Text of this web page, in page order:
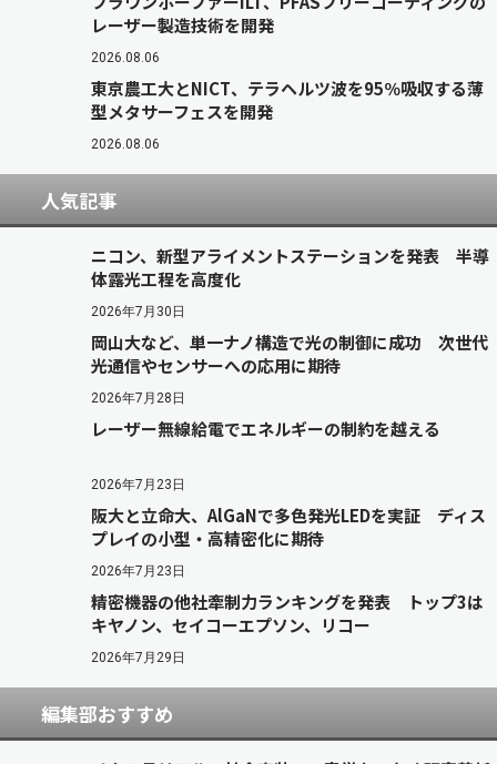
レーザー製造技術を開発
2026.08.06
東京農工大とNICT、テラヘルツ波を95％吸収する薄
型メタサーフェスを開発
2026.08.06
人気記事
ニコン、新型アライメントステーションを発表 半導
体露光工程を高度化
2026年7月30日
岡山大など、単一ナノ構造で光の制御に成功 次世代
光通信やセンサーへの応用に期待
2026年7月28日
レーザー無線給電でエネルギーの制約を越える
2026年7月23日
阪大と立命大、AlGaNで多色発光LEDを実証 ディス
プレイの小型・高精密化に期待
2026年7月23日
精密機器の他社牽制力ランキングを発表 トップ3は
キヤノン、セイコーエプソン、リコー
2026年7月29日
編集部おすすめ